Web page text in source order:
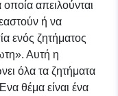
απειλούνται
ή να
ενός ζητήματος
Αυτή η
όλα τα ζητήματα
θέμα είναι ένα